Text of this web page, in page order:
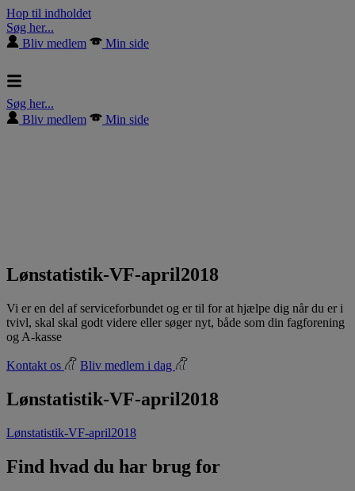
Hop til indholdet
Søg her...
Bliv medlem
Min side
Søg her...
Bliv medlem
Min side
Lønstatistik-VF-april2018
Vi er en del af serviceforbundet og er til for at hjælpe dig når du er i
tvivl, skal skal godt videre eller søger nyt, både som din fagforening
og A-kasse
Kontakt os Bliv medlem i dag
Lønstatistik-VF-april2018
Lønstatistik-VF-april2018
Find hvad du har brug for